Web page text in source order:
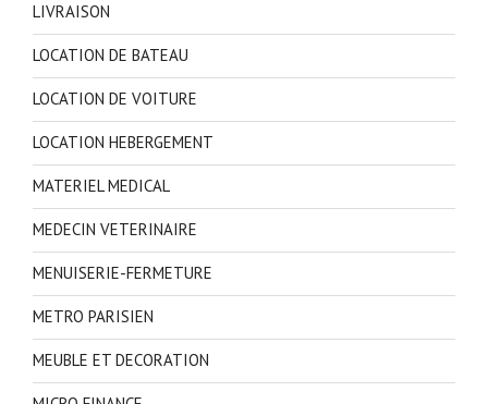
LIVRAISON
LOCATION DE BATEAU
LOCATION DE VOITURE
LOCATION HEBERGEMENT
MATERIEL MEDICAL
MEDECIN VETERINAIRE
MENUISERIE-FERMETURE
METRO PARISIEN
MEUBLE ET DECORATION